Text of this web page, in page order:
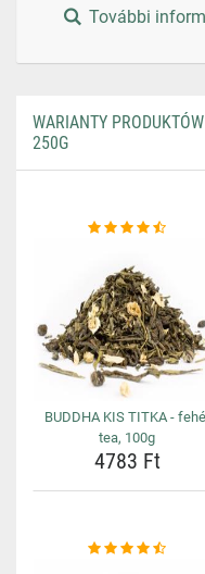
További
WARIANTY
250G
BUDDHA KIS TITKA -
tea, 100g
4783 Ft